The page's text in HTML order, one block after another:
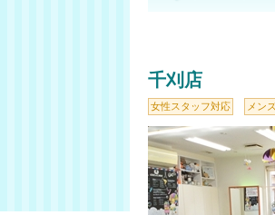
千刈店
女性スタッフ対応 メン